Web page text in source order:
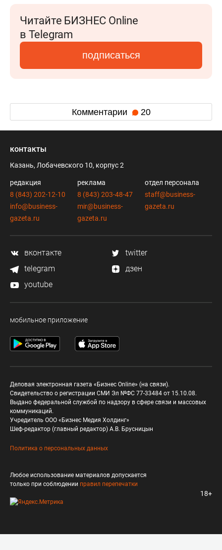
Читайте БИЗНЕС Online
в Telegram
подписаться
Комментарии 20
контакты
Казань, Лобачевского 10, корпус 2
редакция
8 (843) 202-12-10
info@business-
gazeta.ru
реклама
8 (843) 203-48-47
mir@business-
gazeta.ru
отдел персонала
staff@business-
gazeta.ru
вконтакте
twitter
telegram
дзен
youtube
мобильное приложение
Деловая электронная газета «Бизнес Online» (на связи).
Свидетельство о регистрации СМИ Эл №ФС 77-33484 от 15.10.08.
Выдано федеральной службой по надзору в сфере связи и массовых
коммуникаций.
Учредитель ООО «Бизнес Медия Холдинг»
Шеф-редактор (главный редактор) А.В. Брусницын
Политика о персональных данных
Любое использование материалов допускается
только при соблюдении правил перепечатки
18+